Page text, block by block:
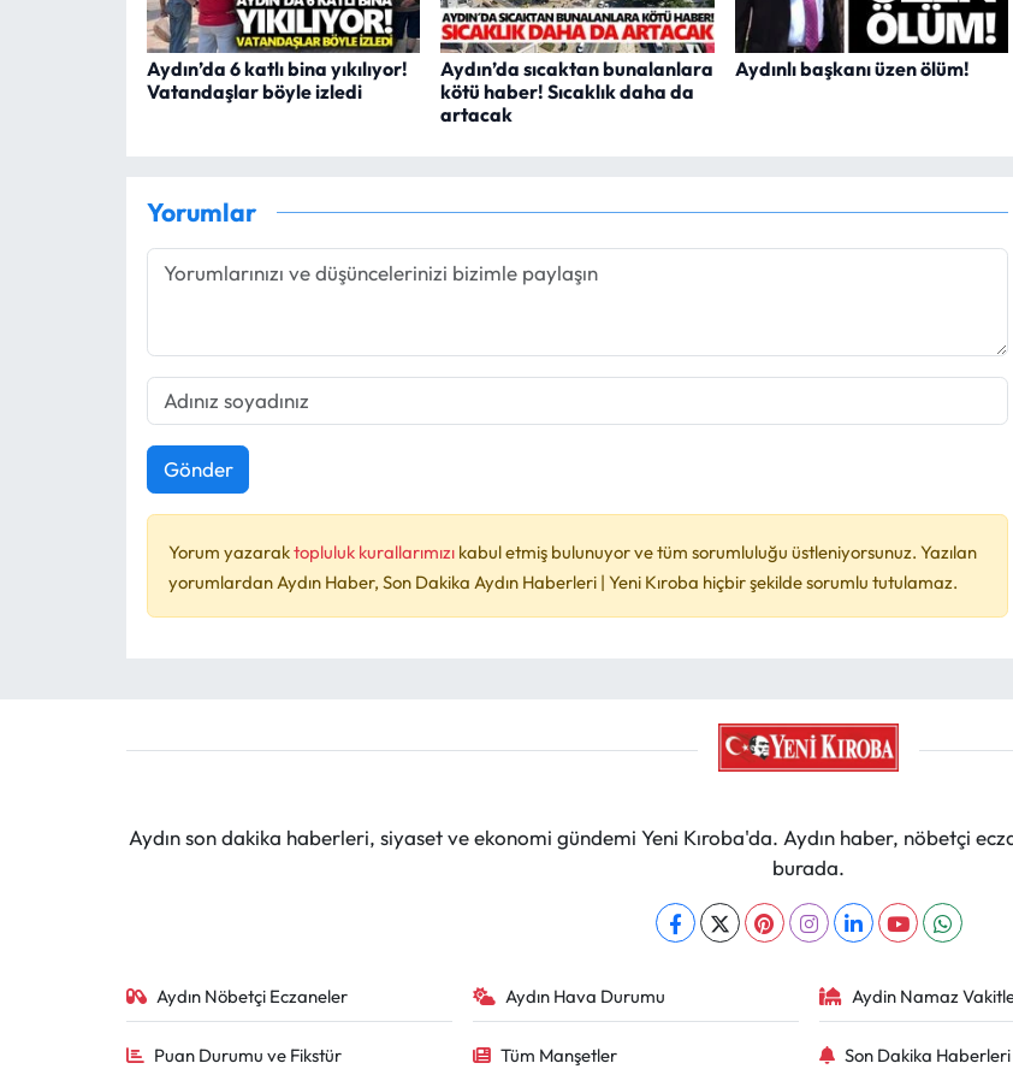
Aydın’da 6 katlı bina yıkılıyor!
Vatandaşlar böyle izledi
Aydın’da sıcaktan bunalanlara
kötü haber! Sıcaklık daha da
artacak
Aydınlı başkanı üzen ölüm!
Yorumlar
Gönder
Yorum yazaraktopluluk kurallarımızı kabul etmiş bulunuyor ve tüm sorumluluğu üstleniyorsunuz. Yazılan
yorumlardan Aydın Haber, Son Dakika Aydın Haberleri | Yeni Kıroba hiçbir şekilde sorumlu tutulamaz.
Aydın son dakika haberleri, siyaset ve ekonomi gündemi Yeni Kıroba'da. Aydın haber, nöbetçi
burada.
Aydın Nöbetçi Eczaneler Aydın Hava Durumu Aydin Namaz
Puan Durumu ve Fikstür Tüm Manşetler Son Dakika Haberleri